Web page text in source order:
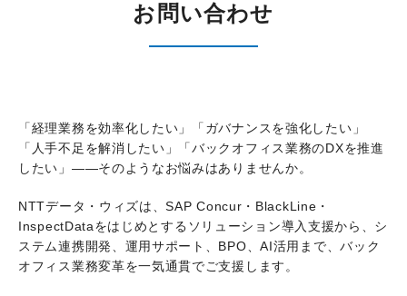
お問い合わせ
「経理業務を効率化したい」「ガバナンスを強化したい」
「人手不足を解消したい」「バックオフィス業務のDXを推進
したい」――そのようなお悩みはありませんか。
NTTデータ・ウィズは、SAP Concur・BlackLine・
InspectDataをはじめとするソリューション導入支援から、シ
ステム連携開発、運用サポート、BPO、AI活用まで、バック
オフィス業務変革を一気通貫でご支援します。